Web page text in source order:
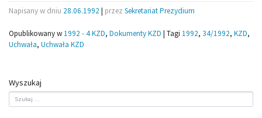
Napisany w dniu 28.06.1992 | przez Sekretariat Prezydium
Opublikowany w 1992 - 4 KZD, Dokumenty KZD | Tagi 1992, 34/1992, KZD,
Uchwała, Uchwała KZD
Wyszukaj